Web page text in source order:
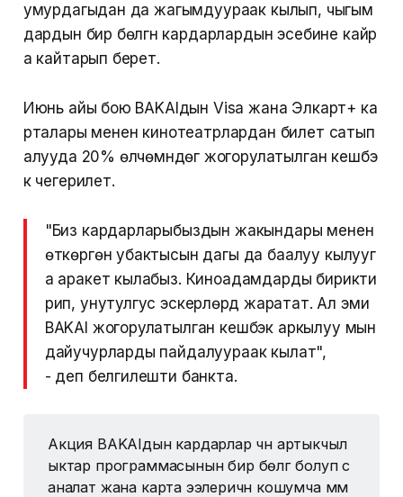
умурдагыдан да жагымдуураак кылып, чыгым
дардын бир бөлүгүн кардарлардын эсебине кайр
а кайтарып берет.
Июнь айы бою BAKAIдын Visa жана Элкарт+ ка
рталары менен кинотеатрлардан билет сатып
алууда 20% өлчөмүндөгү жогорулатылган кешбэ
к чегерилет.
"Биз кардарларыбыздын жакындары менен
өткөргөн убактысын дагы да баалуу кылууг
а аракет кылабыз. Киноадамдарды бирикти
рип, унутулгус эскерүүлөрдү жаратат. Ал эми
BAKAI жогорулатылган кешбэк аркылуу мын
дайучурларды пайдалуураак кылат",
- деп белгилешти банкта.
Акция BAKAIдын кардарлар үчүн артыкчыл
ыктар программасынын бир бөлүгү болуп с
аналат жана карта ээлериүчүн кошумча мүм